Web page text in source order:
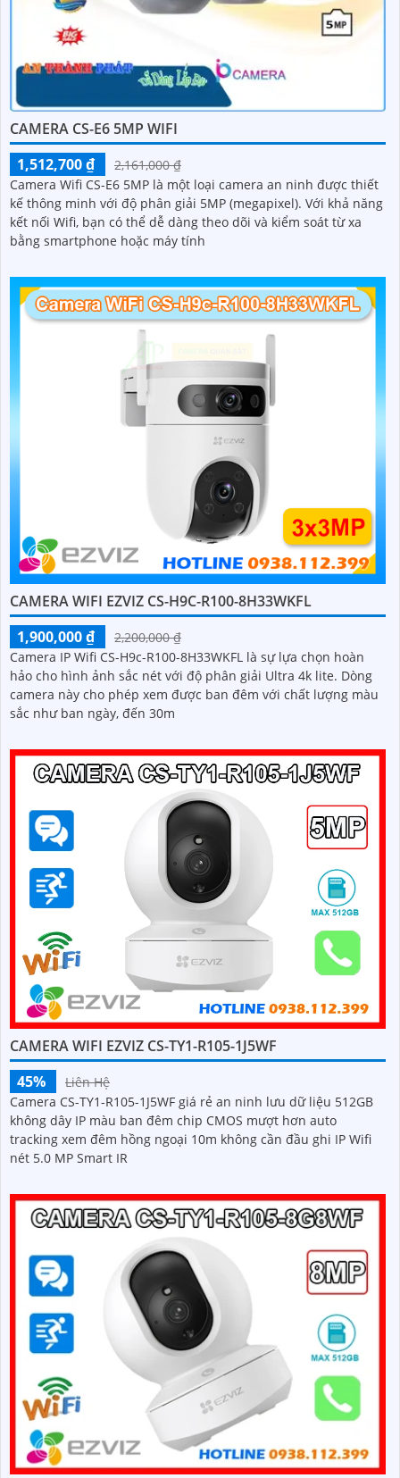
CAMERA CS-E6 5MP WIFI
1,512,700 ₫
2,161,000 ₫
Camera Wifi CS-E6 5MP là một loại camera an ninh được thiết
kế thông minh với độ phân giải 5MP (megapixel). Với khả năng
kết nối Wifi, bạn có thể dễ dàng theo dõi và kiểm soát từ xa
bằng smartphone hoặc máy tính
CAMERA WIFI EZVIZ CS-H9C-R100-8H33WKFL
1,900,000 ₫
2,200,000 ₫
Camera IP Wifi CS-H9c-R100-8H33WKFL là sự lựa chọn hoàn
hảo cho hình ảnh sắc nét với độ phân giải Ultra 4k lite. Dòng
camera này cho phép xem được ban đêm với chất lượng màu
sắc như ban ngày, đến 30m
CAMERA WIFI EZVIZ CS-TY1-R105-1J5WF
45%
Liên Hệ
Camera CS-TY1-R105-1J5WF giá rẻ an ninh lưu dữ liệu 512GB
không dây IP màu ban đêm chip CMOS mượt hơn auto
tracking xem đêm hồng ngoại 10m không cần đầu ghi IP Wifi
nét 5.0 MP Smart IR